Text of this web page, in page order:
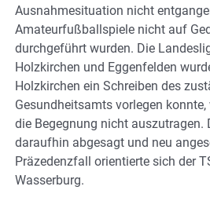
Ausnahmesituation nicht
Amateurfußballspiele nicht auf
durchgeführt wurden. Die
Holzkirchen und Eggenfelden
Holzkirchen ein Schreiben des
Gesundheitsamts vorlegen
die Begegnung nicht auszutragen.
daraufhin abgesagt und neu
Präzedenzfall orientierte sich der
Wasserburg.